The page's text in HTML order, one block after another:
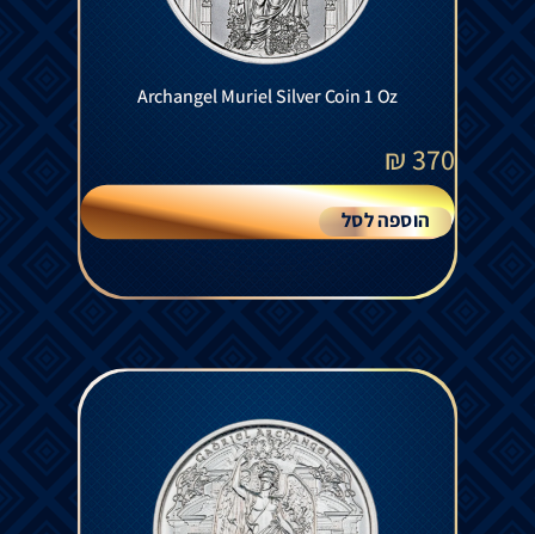
Archangel Muriel Silver Coin 1 Oz
370
₪
הוספה לסל